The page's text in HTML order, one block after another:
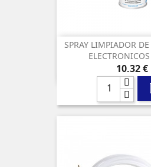
SPRAY LIMPIADOR
Precio
10,32 €